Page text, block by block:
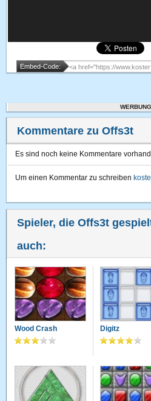
Embed-Code:
WERBUNG
Kommentare zu Offs3t
Es sind noch keine Kommentare
Um einen Kommentar zu schreiben
Spieler, die Offs3t
auch:
Wood Crash Digitz